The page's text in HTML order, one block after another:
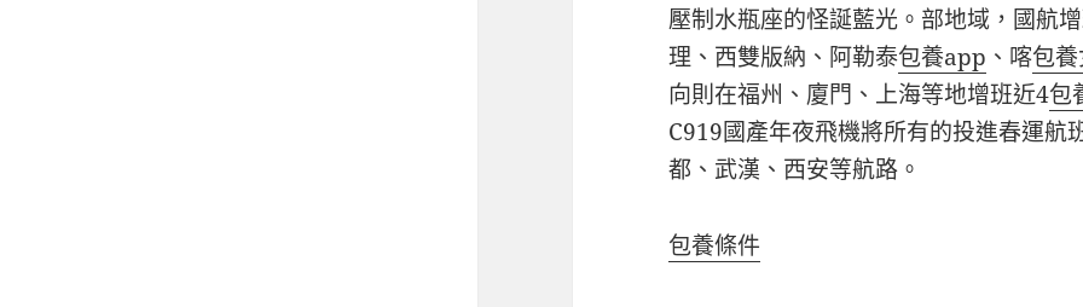
壓制水瓶座的怪誕藍光。部地域，國航
理、西雙版納、阿勒泰包養app 、喀包
向則在福州、廈門、上海等地增班近4包
C919國產年夜飛機將所有的投進春運航
都、武漢、西安等航路。
包養條件